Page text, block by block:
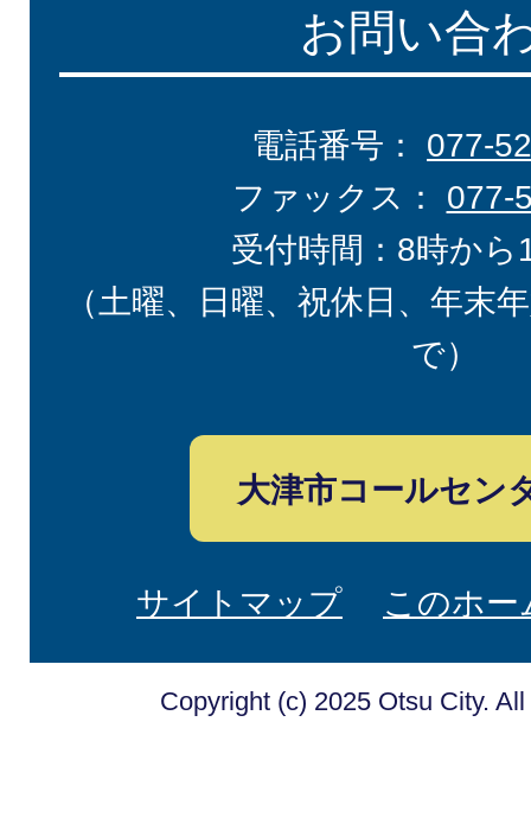
お問い合
電話番号： 077-
ファックス： 077-
受付時間：8時から
（土曜、日曜、祝休日、年末
で）
大津市コールセン
サイトマップ このホ
Copyright (c) 2025 Otsu City.